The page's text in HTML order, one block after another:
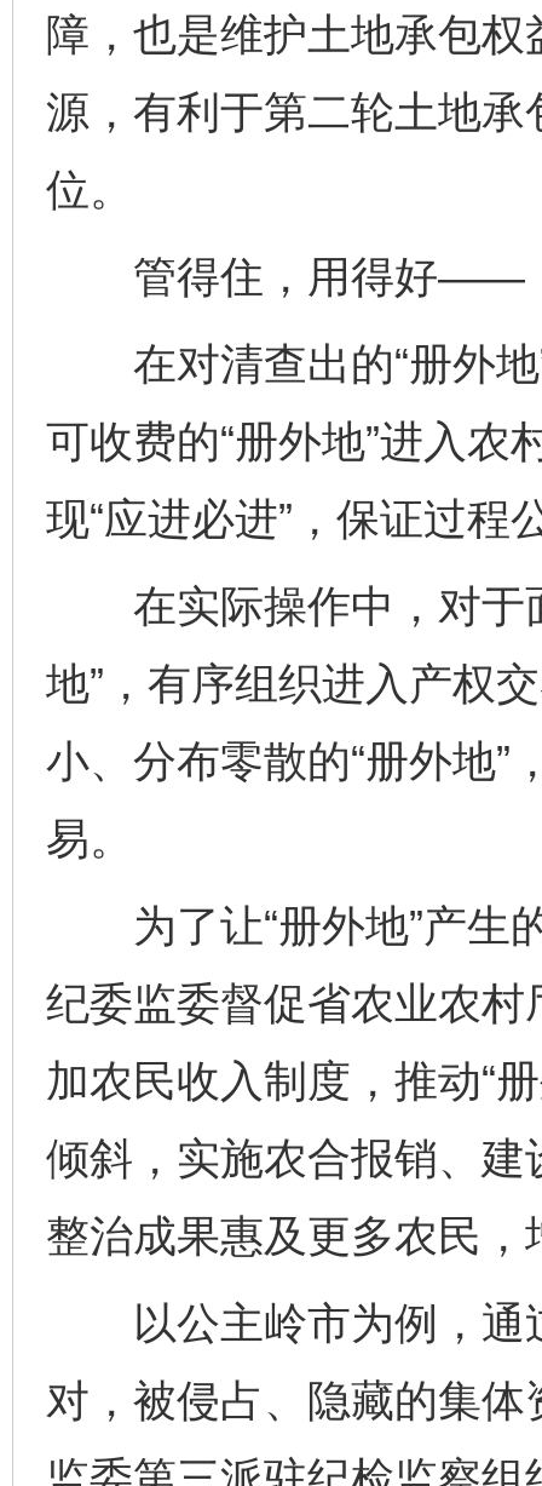
障，也是维护土地承包权
源，有利于第二轮土地
位。
管得住，用得好——
在对清查出的“册外地
可收费的“册外地”进入农
现“应进必进”，保证过程
在实际操作中，对于
地”，有序组织进入产权
小、分布零散的“册外地”
易。
为了让“册外地”产生的
纪委监委督促省农业农
加农民收入制度，推动“
倾斜，实施农合报销、
整治成果惠及更多农民
以公主岭市为例，通
对，被侵占、隐藏的集